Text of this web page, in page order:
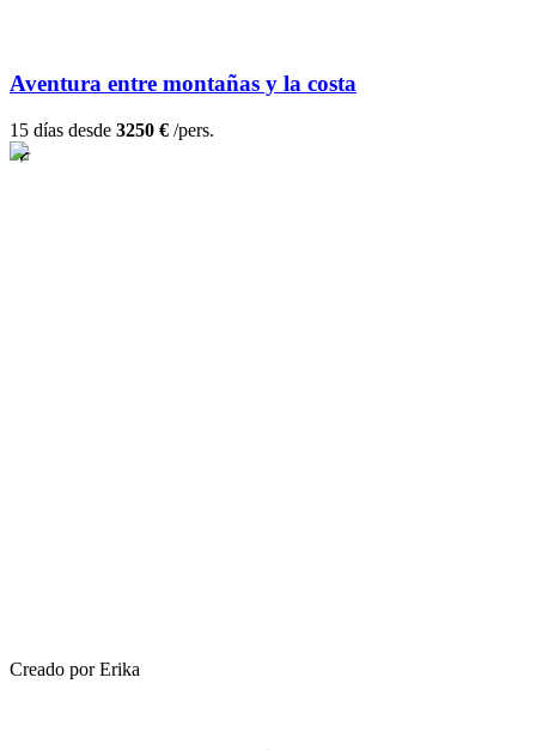
Aventura entre montañas y la costa
15 días desde 3250 € /pers.
Creado por Erika